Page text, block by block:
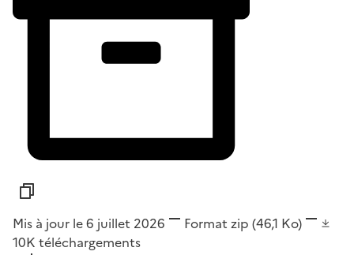
Mis à jour le 6 juillet 2026 Format zip (46,1 Ko)
10K téléchargements